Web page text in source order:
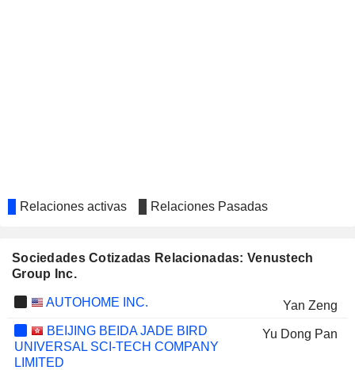
Relaciones activas Relaciones Pasadas
Sociedades Cotizadas Relacionadas: Venustech
Group Inc.
AUTOHOME INC.
Yan Zeng
BEIJING BEIDA JADE BIRD
UNIVERSAL SCI-TECH COMPANY
LIMITED
Yu Dong Pan